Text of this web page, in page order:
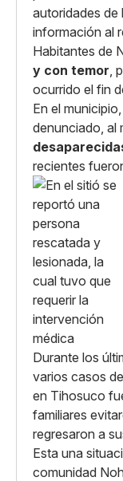
autoridades de
información al
Habitantes de
y con temor,
ocurrido el fin
En el
denunciado, al
recientes
Durante los
varios casos
en Tihosuco
familiares
regresaron a
Esta una
comunidad